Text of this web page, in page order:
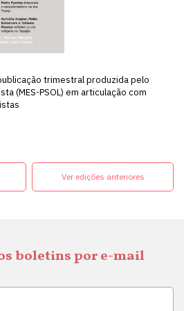
trimestral produzida pelo
(MES-PSOL) em articulação com
Ver edições anteriores
boletins por e-mail